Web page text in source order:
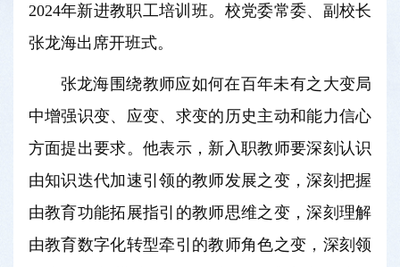
2024年新进教职工培训班。校党委常委、副校长
张龙海出席开班式。
张龙海围绕教师应如何在百年未有之大变局
中增强识变、应变、求变的历史主动和能力信心
方面提出要求。他表示，新入职教师要深刻认识
由知识迭代加速引领的教师发展之变，深刻把握
由教育功能拓展指引的教师思维之变，深刻理解
由教育数字化转型牵引的教师角色之变，深刻领